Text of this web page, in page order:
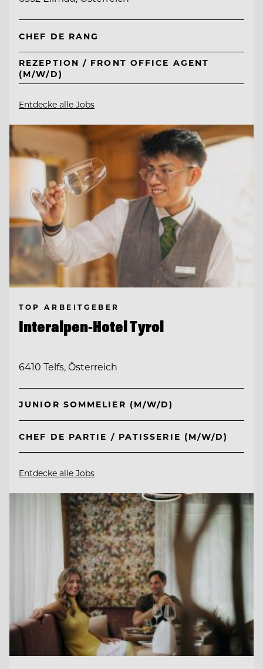
CHEF DE RANG
REZEPTION / FRONT OFFICE AGENT
(M/W/D)
Entdecke alle Jobs
TOP ARBEITGEBER
Interalpen-Hotel Tyrol
6410 Telfs, Österreich
JUNIOR SOMMELIER (M/W/D)
CHEF DE PARTIE / PATISSERIE (M/W/D)
Entdecke alle Jobs